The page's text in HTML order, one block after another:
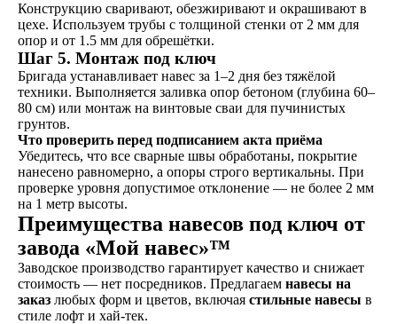
Конструкцию сваривают, обезжиривают и окрашивают в
цехе. Используем трубы с толщиной стенки от 2 мм для
опор и от 1.5 мм для обрешётки.
Шаг 5. Монтаж под ключ
Бригада устанавливает навес за 1–2 дня без тяжёлой
техники. Выполняется заливка опор бетоном (глубина 60–
80 см) или монтаж на винтовые сваи для пучинистых
грунтов.
Что проверить перед подписанием акта приёма
Убедитесь, что все сварные швы обработаны, покрытие
нанесено равномерно, а опоры строго вертикальны. При
проверке уровня допустимое отклонение — не более 2 мм
на 1 метр высоты.
Преимущества навесов под ключ от
завода «Мой навес»™
Заводское производство гарантирует качество и снижает
стоимость — нет посредников. Предлагаем навесы на
заказ любых форм и цветов, включая стильные навесы в
стиле лофт и хай-тек.